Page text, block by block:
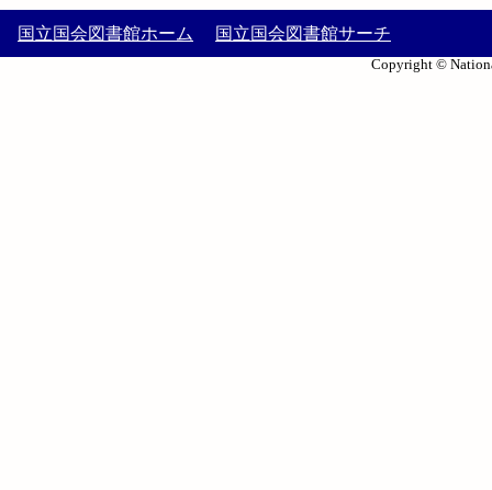
国立国会図書館ホーム 国立国会図書館サーチ
Copyright ©